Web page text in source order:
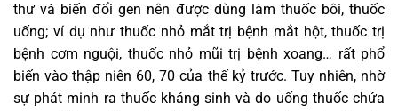
thư và biến đổi gen nên được dùng làm thuốc bôi, thuốc
uống; ví dụ như thuốc nhỏ mắt trị bệnh mắt hột, thuốc trị
bệnh cơm nguội, thuốc nhỏ mũi trị bệnh xoang… rất phổ
biến vào thập niên 60, 70 của thế kỷ trước. Tuy nhiên, nhờ
sự phát minh ra thuốc kháng sinh và do uống thuốc chứa